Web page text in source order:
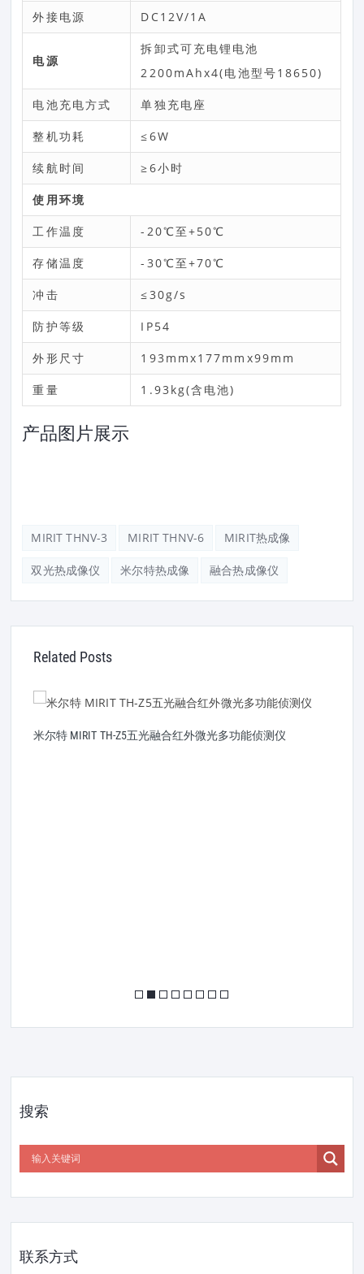
外接电源 DC12V/1A
电源
拆卸式可充电锂电池
2200mAhx4(电池型号18650)
电池充电方式 单独充电座
整机功耗 ≤6W
续航时间 ≥6小时
使用环境
工作温度 -20℃至+50℃
存储温度 -30℃至+70℃
冲击 ≤30g/s
防护等级 IP54
外形尺寸 193mmx177mmx99mm
重量 1.93kg(含电池)
产品图片展示
MIRIT THNV-3 MIRIT THNV-6 MIRIT热成像
双光热成像仪 米尔特热成像 融合热成像仪
Related Posts
米尔特 MIRIT TH-Z5五光融合红外微光多功能侦测仪
搜索
联系方式